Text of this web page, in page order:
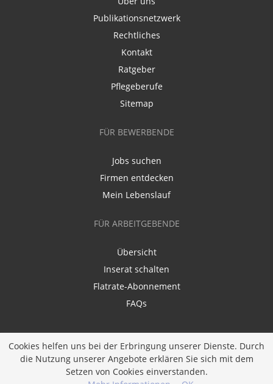
Publikationsnetzwerk
Rechtliches
Kontakt
Ratgeber
Pflegeberufe
Sitemap
FÜR BEWERBENDE
Jobs suchen
Firmen entdecken
Mein Lebenslauf
FÜR ARBEITGEBENDE
Übersicht
Inserat schalten
Flatrate-Abonnement
FAQs
Cookies helfen uns bei der Erbringung unserer Dienste. Durch
die Nutzung unserer Angebote erklären Sie sich mit dem
Setzen von Cookies einverstanden.